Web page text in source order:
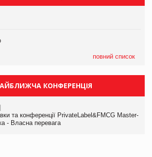
повний список
КОНФЕРЕНЦІЯ
та конференції PrivateLabel&FMCG Master-
- Власна перевага